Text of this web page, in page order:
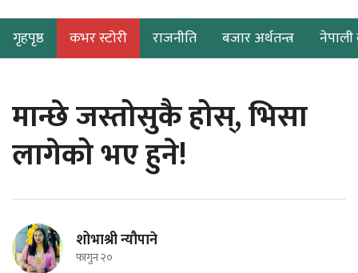
गृहपृष्ठ कभर स्टोरी राजनीति बजार अर्थतन्त्र नेपाली
मान्छे जस्तोसुकै होस्, भिसा
लागेको भए हुने!
शोभाश्री न्यौपाने
फागुन २०